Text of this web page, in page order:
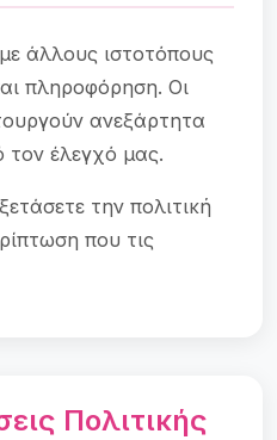
άλλους ιστοτόπους
πληροφόρηση. Οι
ανεξάρτητα
τον έλεγχό μας.
την πολιτική
που τις
Πολιτικής